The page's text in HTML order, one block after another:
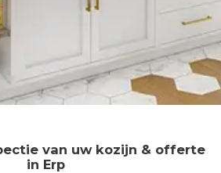
van uw kozijn & offerte
in Erp